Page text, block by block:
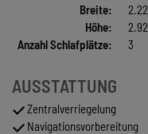
Breite:
Höhe:
Anzahl Schlafplätze:
3
AUSSTATTUNG
Zentralverriegelung
Navigationsvorbereitung